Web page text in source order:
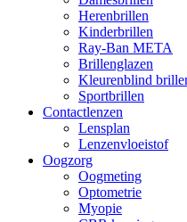
Herenbrillen
Kinderbrillen
Ray-Ban META
Brillenglazen
Kleurenblind
Sportbrillen
Contactlenzen
Lensplan
Lenzenvloeistof
Oogzorg
Oogmeting
Optometrie
Myopie